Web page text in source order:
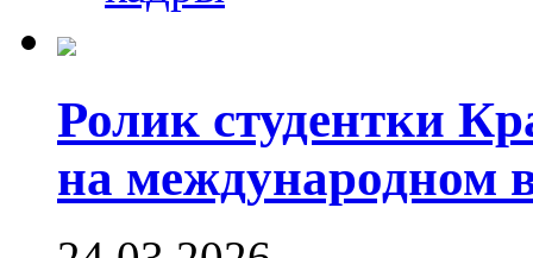
Ролик студентки
на международном